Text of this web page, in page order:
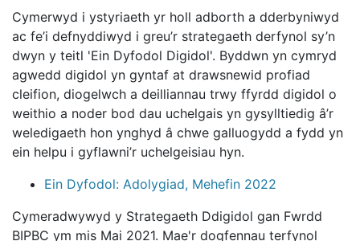
Cymerwyd i ystyriaeth yr holl adborth a dderbyniwyd
ac fe’i defnyddiwyd i greu’r strategaeth derfynol sy’n
dwyn y teitl 'Ein Dyfodol Digidol'. Byddwn yn cymryd
agwedd digidol yn gyntaf at drawsnewid profiad
cleifion, diogelwch a deilliannau trwy ffyrdd digidol o
weithio a noder bod dau uchelgais yn gysylltiedig â’r
weledigaeth hon ynghyd â chwe galluogydd a fydd yn
ein helpu i gyflawni’r uchelgeisiau hyn.
Ein Dyfodol: Adolygiad, Mehefin 2022
Cymeradwywyd y Strategaeth Ddigidol gan Fwrdd
BIPBC ym mis Mai 2021. Mae'r dogfennau terfynol